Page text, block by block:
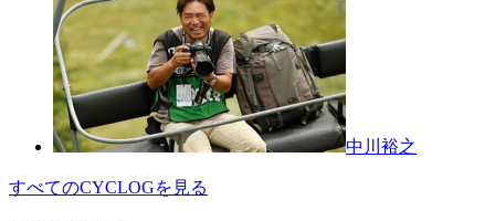
中川裕之
すべてのCYCLOGを見る